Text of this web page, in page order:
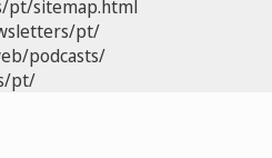
pt/sitemap.html
pt/
podcasts/
pt/